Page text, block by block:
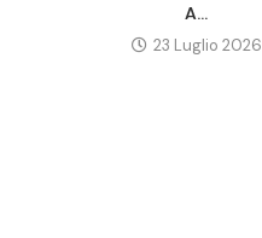
A...
23 Luglio 2026